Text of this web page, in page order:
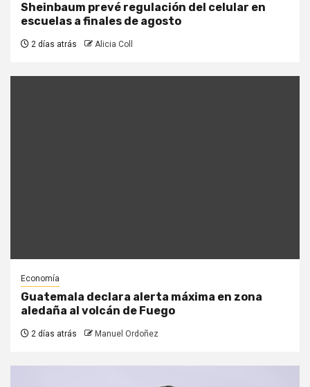
Sheinbaum prevé regulación del celular en
escuelas a finales de agosto
2 días atrás Alicia Coll
Economía
Guatemala declara alerta máxima en zona
aledaña al volcán de Fuego
2 días atrás Manuel Ordoñez